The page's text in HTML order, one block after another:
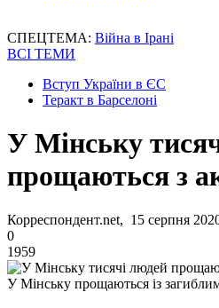
СПЕЦТЕМА: Війна в Ірані
ВСІ ТЕМИ
Вступ України в ЄС
Теракт в Барселоні
У Мінську
прощаються з
Корреспондент.net, 15 серпня
0
1959
У Мінську прощаються із